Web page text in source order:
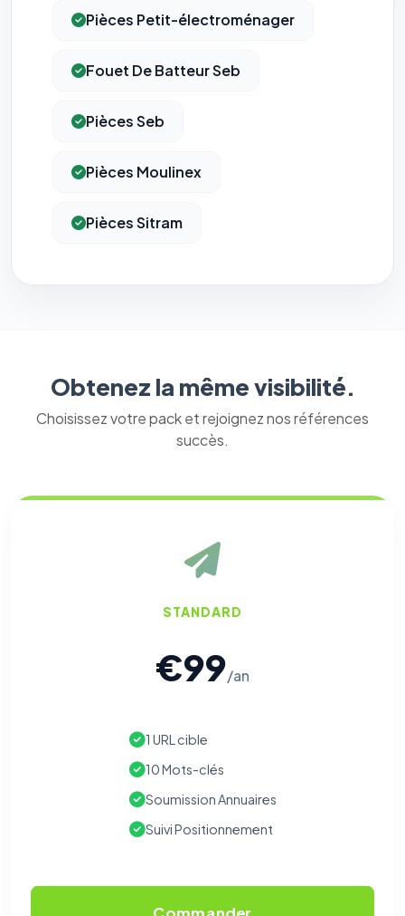
Pièces Petit-électroménager
Fouet De Batteur Seb
Pièces Seb
Pièces Moulinex
Pièces Sitram
Obtenez la même visibilité.
Choisissez votre pack et rejoignez nos références
succès.
STANDARD
€99/an
1 URL cible
10 Mots-clés
Soumission Annuaires
Suivi Positionnement